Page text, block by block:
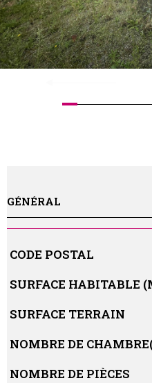
GÉNÉRAL
Caractérisque Valeurs
CODE POSTAL
SURFACE HABITABLE
SURFACE TERRAIN
NOMBRE DE
NOMBRE DE PIÈCES